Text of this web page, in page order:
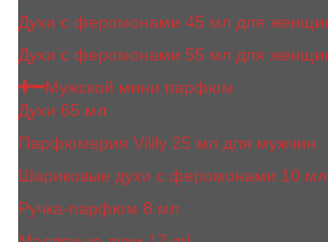
Духи с феромонами 45 мл для
Духи с феромонами 55 мл для
Мужской мини парфюм
Духи 65 мл
Парфюмерия Vilily 25 мл для мужчин
Шариковые духи с феромонами 10
Ручка-парфюм 8 мл